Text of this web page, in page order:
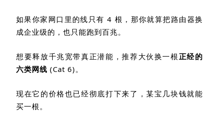
如果你家网口里的线只有 4 根，那你就算把路由器换
成企业级的，也只能跑到百兆。
想要释放千兆宽带真正潜能，推荐大伙换一根正经的
六类网线 (Cat 6) 。
现在它的价格也已经彻底打下来了，某宝几块钱就能
买一根。